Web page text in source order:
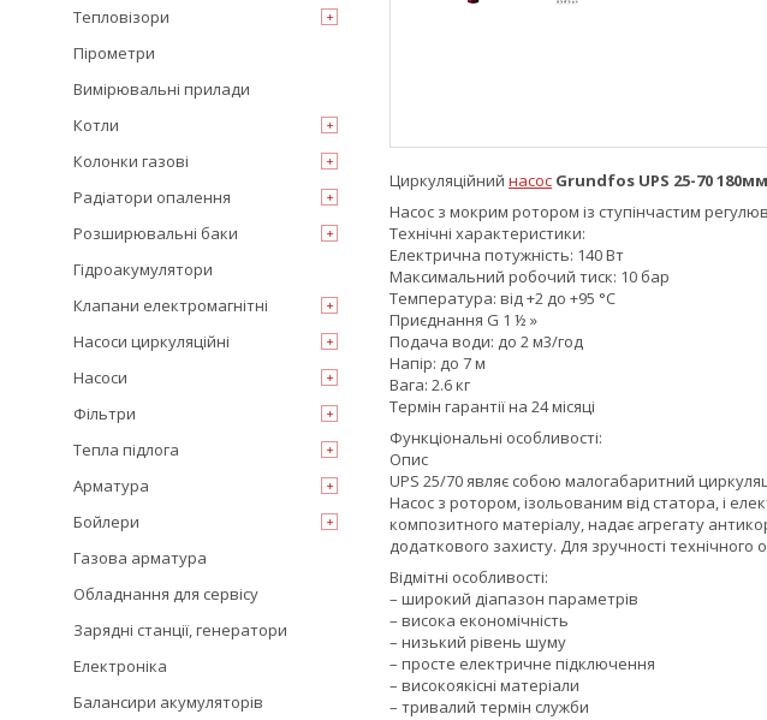
Циркуляційний насос Grundfos UPS 25-70 180мм
Насос з мокрим ротором із ступінчастим
Технічні характеристики:
Електрична потужність: 140 Вт
Максимальний робочий тиск: 10 бар
Температура: від +2 до +95 °С
Приєднання G 1 ½ »
Подача води: до 2 м3/год
Напір: до 7 м
Вага: 2.6 кг
Термін гарантії на 24 місяці
Функціональні особливості:
Опис
UPS 25/70 являє собою малогабаритний
Насос з ротором, ізольованим від статора, і
композитного матеріалу, надає агрегату
додаткового захисту. Для зручності
Відмітні особливості:
– широкий діапазон параметрів
– висока економічність
– низький рівень шуму
– просте електричне підключення
– високоякісні матеріали
– тривалий термін служби
Тепловізори
Пірометри
Вимірювальні прилади
Котли
Колонки газові
Радіатори опалення
Розширювальні баки
Гідроакумулятори
Клапани електромагнітні
Насоси циркуляційні
Насоси
Фільтри
Тепла підлога
Арматура
Бойлери
Газова арматура
Обладнання для сервісу
Зарядні станції, генератори
Електроніка
Балансири акумуляторів